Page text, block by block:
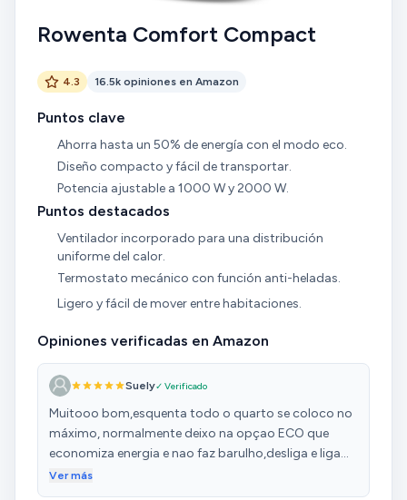
Rowenta Comfort Compact
4.3 16.5k opiniones en Amazon
Puntos clave
Ahorra hasta un 50% de energía con el modo eco.
Diseño compacto y fácil de transportar.
Potencia ajustable a 1000 W y 2000 W.
Puntos destacados
Ventilador incorporado para una distribución
uniforme del calor.
Termostato mecánico con función anti-heladas.
Ligero y fácil de mover entre habitaciones.
Opiniones verificadas en Amazon
Suely✓ Verificado
Muitooo bom,esquenta todo o quarto se coloco no
máximo, normalmente deixo na opçao ECO que
economiza energia e nao faz barulho,desliga e liga
sozinho depois de um tempo,se manter acima da
Ver más